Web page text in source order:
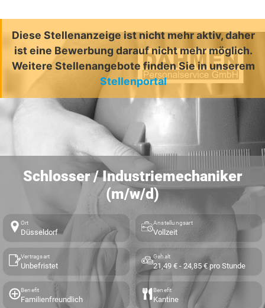
Diese Stellenanzeige ist nicht mehr aktiv, daher
ist eine Bewerbung darauf nicht mehr möglich.
Weitere Stellenangebote finden Sie in unserem
Stellenportal
Schlosser / Industriemechaniker
(m/w/d)
Ort
Düsseldorf
Anstellungsart
Vollzeit
Vertragsart
Unbefristet
Gehalt
21,49 € - 24,85 € pro Stunde
Benefit
Familienfreundlich
Benefit
Kantine